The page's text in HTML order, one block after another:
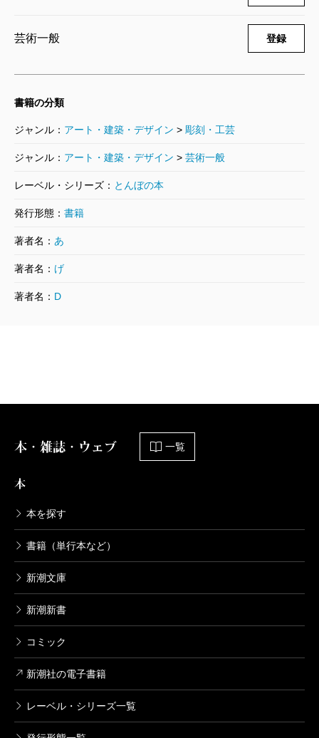
です〉と加筆して（そのぶん他を削除）送ると、当該
箇所に「御工夫ありがとうございます」と書き添えた
ゲラが返信されてきた。終の住処と定めた日本での受
賞がよほど嬉しかったものか。
2005年、わたしはとんぼの本『歌麿の謎 美人画と春
はすでに亡く（林さんは1999年に、レインさんは2002
年に他界された）、旧稿を再使用するほかない。なん
とか新味がだせないものかと、自分なりの視点で見つ
けた歌麿版画の特質に関するテキストを、今回と同じ
盛り込もうとつとめていた、それにならいたかったの
んには、あと十年、いや五年でもながらえて、刺激的
な研究成果を発表しつづけていただきたかった。
単行本刊行時掲載
芸術一般 登録
書籍の分類
ジャンル： アート・建築・デザイン > 彫刻・工芸
ジャンル： アート・建築・デザイン > 芸術一般
レーベル・シリーズ： とんぼの本
発行形態： 書籍
著者名： あ
著者名： げ
著者名： D
本・雑誌・ウェブ 一覧
本
本を探す
書籍（単行本など）
新潮文庫
新潮新書
コミック
新潮社の電子書籍
レーベル・シリーズ一覧